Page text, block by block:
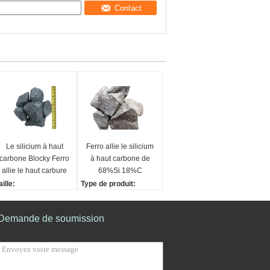
Contact
Le silicium à haut
carbone Blocky Ferro
allie le haut carbure
de silicium de dureté
utilisation:
Ferro allie le silicium
à haut carbone de
68%Si 18%C
Type de produit:
e:
Surface:
de soumission